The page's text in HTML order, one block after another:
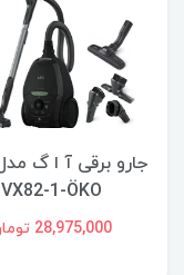
VX82-1-ÖKO
28,975,000 تومان